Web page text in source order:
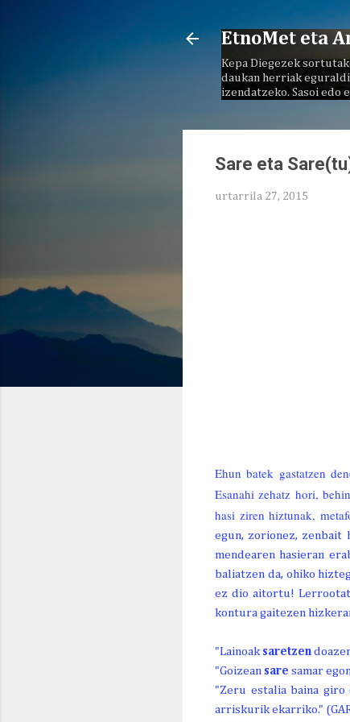
EtnoMet eta
Kepa Diegezek
daukan herriak
izendatzeko. Sasoi edo
Sare eta
urtarrila 27, 2015
Ehun batek gastatzen
Esanahi zehatz hori,
hasi ziren hiztunak,
egun, zorionez,
mendearen hasieran
baliatzen da, ohiko
ez dio aitortu!
kontura gaitezen
"Lainoak saretzen
"Goizean sare samar
"Zeru estalia baina giro
arriskurik ekarriko."
GAUR
BIHAR
18º/ 25º